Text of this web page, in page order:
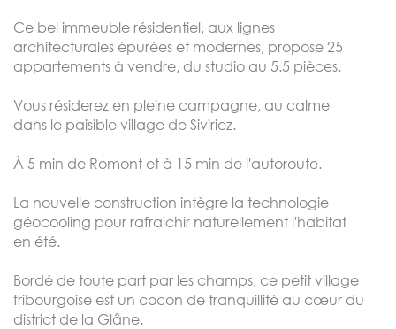
Ce bel immeuble résidentiel, aux lignes
architecturales épurées et modernes, propose 25
appartements à vendre, du studio au 5.5 pièces.
Vous résiderez en pleine campagne, au calme
dans le paisible village de Siviriez.
À 5 min de Romont et à 15 min de l'autoroute.
La nouvelle construction intègre la technologie
géocooling pour rafraichir naturellement l'habitat
en été.
Bordé de toute part par les champs, ce petit village
fribourgoise est un cocon de tranquillité au cœur du
district de la Glâne.